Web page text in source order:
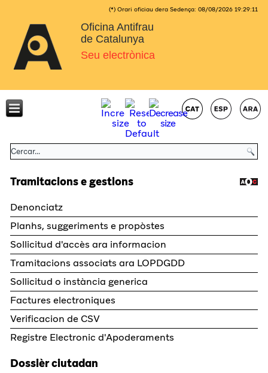
(*) Orari oficiau dera Sedença: 08/08/2026 19:29:11
Oficina Antifrau
de Catalunya
Seu electrònica
Tramitacions e gestions
Denonciatz
Planhs, suggeriments e propòstes
Sollicitud d'accès ara informacion
Tramitacions associats ara LOPDGDD
Sollicitud o instància generica
Factures electroniques
Verificacion de CSV
Registre Electronic d'Apoderaments
Dossièr ciutadan